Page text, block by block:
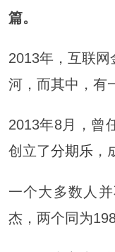
篇。
2013年，互联
河，而其中，有
2013年8月，曾
创立了分期乐，
一个大多数人
杰，两个同为